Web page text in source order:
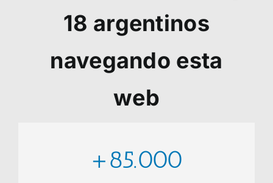
18 argentinos
navegando esta
web
+85.000